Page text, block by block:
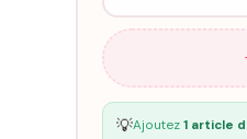
💡Ajoutez 1 article